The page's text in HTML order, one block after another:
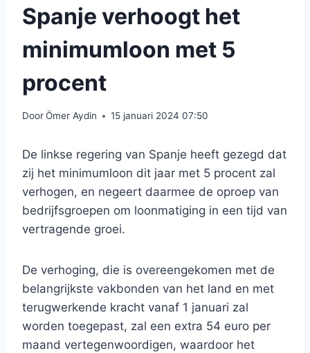
Spanje verhoogt het
minimumloon met 5
procent
DoorÖmer Aydin 15 januari 2024 07:50
De linkse regering van Spanje heeft gezegd dat
zij het minimumloon dit jaar met 5 procent zal
verhogen, en negeert daarmee de oproep van
bedrijfsgroepen om loonmatiging in een tijd van
vertragende groei.
De verhoging, die is overeengekomen met de
belangrijkste vakbonden van het land en met
terugwerkende kracht vanaf 1 januari zal
worden toegepast, zal een extra 54 euro per
maand vertegenwoordigen, waardoor het